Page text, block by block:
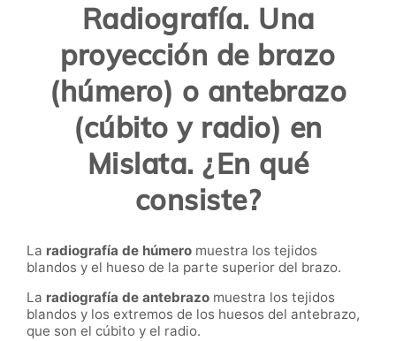
Radiografía. Una
proyección de brazo
(húmero) o antebrazo
(cúbito y radio) en
Mislata. ¿En qué
consiste?
La radiografía de húmero muestra los tejidos
blandos y el hueso de la parte superior del brazo.
La radiografía de antebrazo muestra los tejidos
blandos y los extremos de los huesos del antebrazo,
que son el cúbito y el radio.